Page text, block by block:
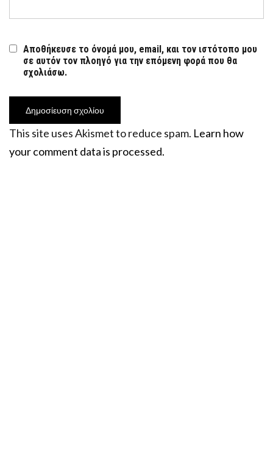
Αποθήκευσε το όνομά μου, email, και τον ιστότοπο μου
σε αυτόν τον πλοηγό για την επόμενη φορά που θα
σχολιάσω.
This site uses Akismet to reduce spam. Learn how
your comment data is processed.